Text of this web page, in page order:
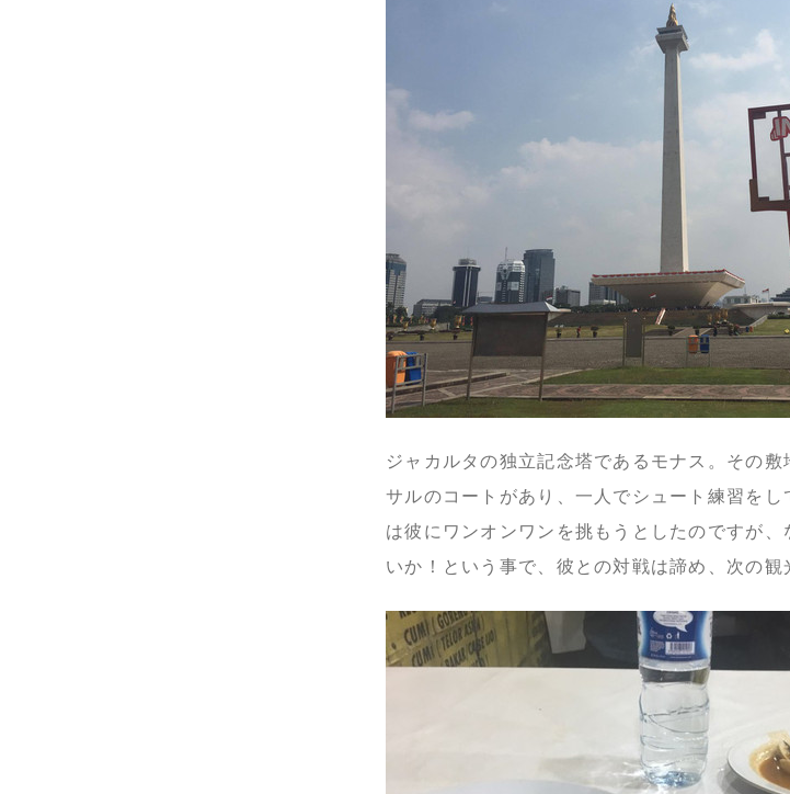
ジャカルタの独立記念塔であるモナス。その
サルのコートがあり、一人でシュート練習を
は彼にワンオンワンを挑もうとしたのですが
いか！という事で、彼との対戦は諦め、次の観